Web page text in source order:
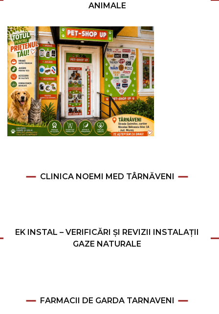
ANIMALE
CLINICA NOEMI MED TÂRNĂVENI
EK INSTAL – VERIFICĂRI ȘI REVIZII INSTALAȚII
GAZE NATURALE
FARMACII DE GARDA TARNAVENI